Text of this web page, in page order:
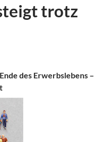
trotz
des Erwerbslebens –